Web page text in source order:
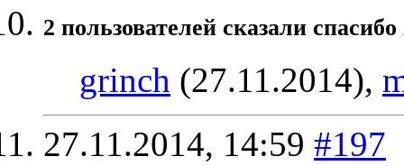
2 пользователей сказали
grinch (27.11.2014),
27.11.2014, 14:59 #197